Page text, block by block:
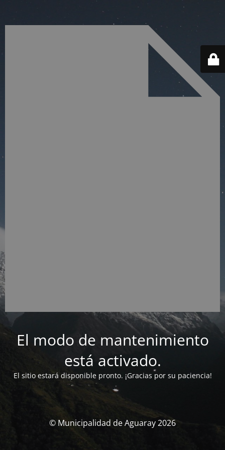
El modo de mantenimiento
está activado.
El sitio estará disponible pronto. ¡Gracias por su paciencia!
© Municipalidad de Aguaray 2026